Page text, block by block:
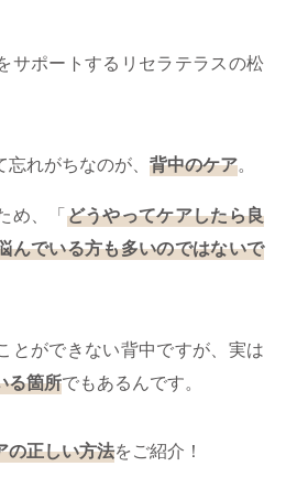
ング認
は？ お悩みから記事
言
コラム
サポートするリセラテラスの松
れがちなのが、 背中のケア。
め、「 どうやってケアしたら良
んでいる方も多いのではないで
とができない背中ですが、実は
る箇所でもあるんです。
の正しい方法をご紹介！